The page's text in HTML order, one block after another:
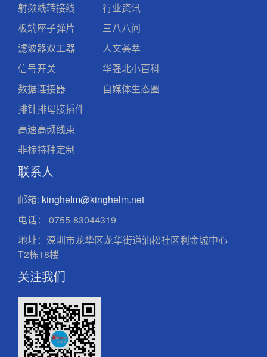
射频线转接线
板端座子弹片
滤波器双工器
信号开关
数据连接器
排针排母接插件
高速高频线束
非标特种定制
行业资讯
三八八问
人文荟萃
华强北小百科
自媒体生态圈
联系人
邮箱: kinghelm@kinghelm.net
电话：
0755-83044319
地址：深圳市龙华区龙华街道油松社区利金城中心
T2栋18楼
关注我们